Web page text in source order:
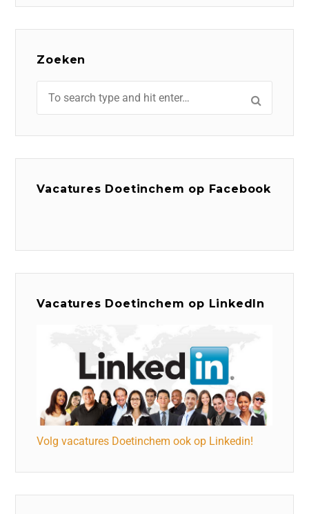
Zoeken
Vacatures Doetinchem op Facebook
Vacatures Doetinchem op LinkedIn
Volg vacatures Doetinchem ook op Linkedin!